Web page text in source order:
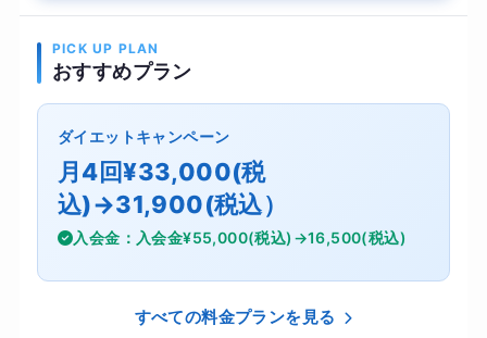
PICK UP PLAN
おすすめプラン
ダイエットキャンペーン
月4回¥33,000(税
込)→31,900(税込）
入会金：入会金¥55,000(税込)→16,500(税込)
すべての料金プランを見る